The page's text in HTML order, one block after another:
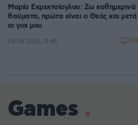
Μαρία Εκμεκτσίογλου: Ζω καθημερινά
θαύματα, πρώτα είναι ο Θεός και μετά
οι γιοι μου
08.08.2026, 11:48 24
Games